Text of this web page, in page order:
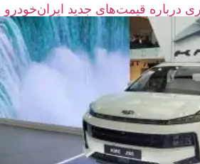
درباره قیمت‌های جدید ایران‌خودرو